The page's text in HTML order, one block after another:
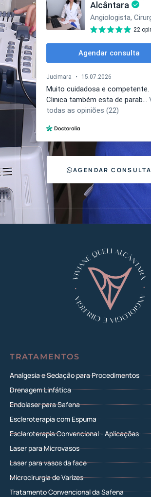
AGENDAR CONSULTA
TRATAMENTOS
Analgesia e Sedação para Procedimentos
Drenagem Linfática
Endolaser para Safena
Escleroterapia com Espuma
Escleroterapia Convencional - Aplicações
Laser para Microvasos
Laser para vasos da face
Microcirurgia de Varizes
Tratamento Convencional da Safena